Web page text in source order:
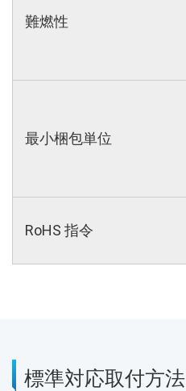
難燃性
最小梱包単位
RoHS 指令
標準対応取付方法